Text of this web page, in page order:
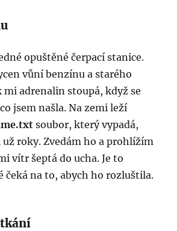
opuštěné čerpací stanice.
vůní benzínu a starého
mi adrenalin stoupá, když se
jsem našla. Na zemi leží
soubor, který vypadá,
roky. Zvedám ho a prohlížím
vítr šeptá do ucha. Je to
čeká na to, abych ho rozluštila.